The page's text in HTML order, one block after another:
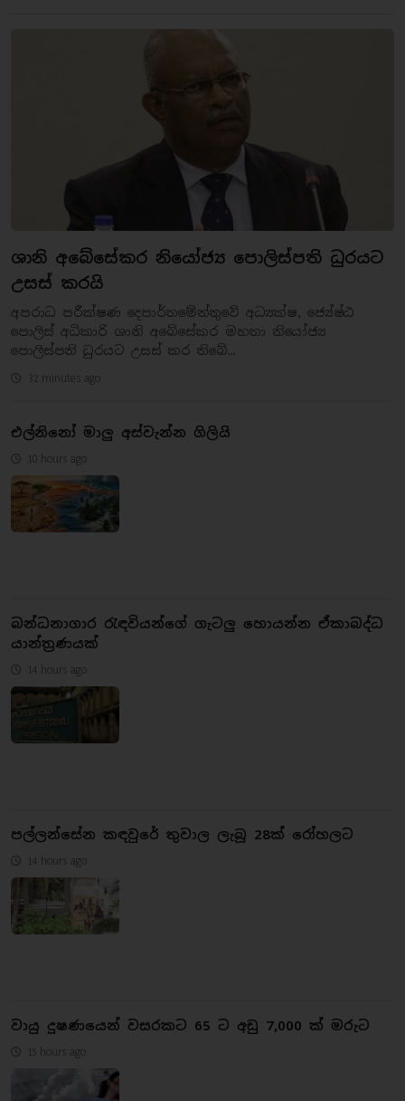
ශානි අබේසේකර නියෝජ්‍ය පොලිස්පති ධුරයට
උසස් කරයි
අපරාධ පරීක්ෂණ දෙපාර්තමේන්තුවේ අධ්‍යක්ෂ, ජ්‍යේෂ්ඨ
පොලිස් අධිකාරි ශානි අබේසේකර මහතා නියෝජ්‍ය
පොලිස්පති ධුරයට උසස් කර තිබේ...
32 minutes ago
එල්නිනෝ මාලු අස්වැන්න ගිලියි
10 hours ago
බන්ධනාගාර රැඳවියන්ගේ ගැටලු හොයන්න ඒකාබද්ධ
යාන්ත්‍රණයක්
14 hours ago
පල්ලන්සේන කඳවුරේ තුවාල ලැබූ 28ක් රෝහලට
14 hours ago
වායු දූෂණයෙන් වසරකට 65 ට අඩු 7,000 ක් මරුට
15 hours ago